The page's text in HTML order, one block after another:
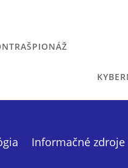
Informačné zdroje